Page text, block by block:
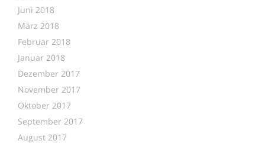
Juni 2018
März 2018
Februar 2018
Januar 2018
Dezember 2017
November 2017
Oktober 2017
September 2017
August 2017